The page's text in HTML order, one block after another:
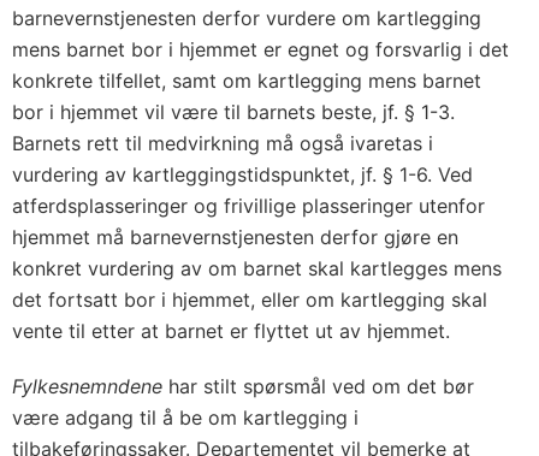
barnevernstjenesten derfor vurdere om kartlegging
mens barnet bor i hjemmet er egnet og forsvarlig i det
konkrete tilfellet, samt om kartlegging mens barnet
bor i hjemmet vil være til barnets beste, jf. § 1-3.
Barnets rett til medvirkning må også ivaretas i
vurdering av kartleggingstidspunktet, jf. § 1-6. Ved
atferdsplasseringer og frivillige plasseringer utenfor
hjemmet må barnevernstjenesten derfor gjøre en
konkret vurdering av om barnet skal kartlegges mens
det fortsatt bor i hjemmet, eller om kartlegging skal
vente til etter at barnet er flyttet ut av hjemmet.
Fylkesnemndene har stilt spørsmål ved om det bør
være adgang til å be om kartlegging i
tilbakeføringssaker. Departementet vil bemerke at